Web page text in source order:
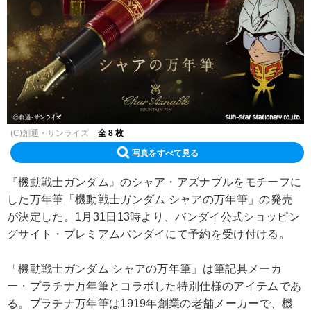
(C)創通・サンライズ 全 8 枚
写真をすべて見る
『機動戦士ガンダム』のシャア・アズナブルをモチーフに
した万年筆「機動戦士ガンダム シャアの万年筆」の発売
が決定した。1月31日13時より、バンダイ公式ショッピン
グサイト・プレミアムバンダイにて予約を受け付ける。
「機動戦士ガンダム シャアの万年筆」は筆記具メーカ
ー・プラチナ万年筆とコラボした特別仕様のアイテムであ
る。プラチナ万年筆は1919年創業の老舗メーカーで、機